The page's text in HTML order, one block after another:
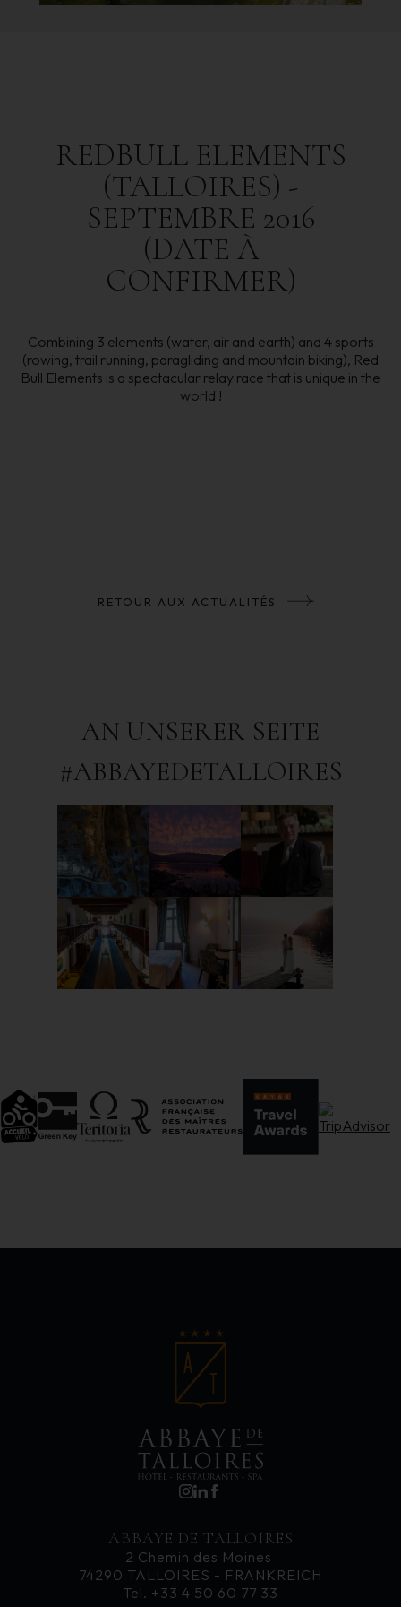
REDBULL ELEMENTS
(TALLOIRES) -
SEPTEMBRE 2016
(DATE À
CONFIRMER)
Combining 3 elements (water, air and earth) and 4 sports
(rowing, trail running, paragliding and mountain biking), Red
Bull Elements is a spectacular relay race that is unique in the
world !
RETOUR AUX ACTUALITÉS
AN UNSERER SEITE
#ABBAYEDETALLOIRES
ABBAYE DE TALLOIRES
2 Chemin des Moines
74290 TALLOIRES - FRANKREICH
Tel. +33 4 50 60 77 33